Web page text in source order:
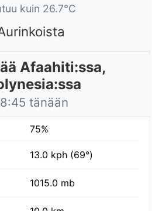
kuin 26.7°C
Afaahiti:ssa,
tänään
75%
13.0 kph (69°)
1015.0 mb